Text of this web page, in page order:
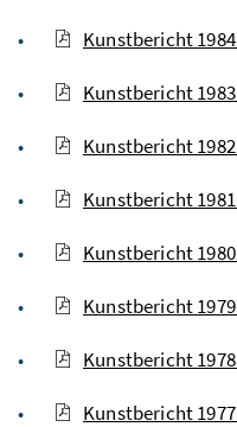
Kunstbericht 1984
Kunstbericht 1983
Kunstbericht 1982
Kunstbericht 1981
Kunstbericht 1980
Kunstbericht 1979
Kunstbericht 1978
Kunstbericht 1977